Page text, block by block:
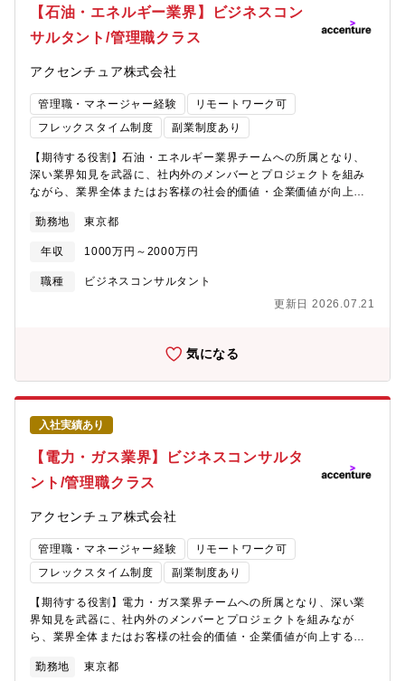
ィ・カーボンニュートラルの実現に向けたCO2マネジメントシス
テムの導入・グリーン鋼材へのシフト■タレントマネジメント・デ
ータを起点としたタレント管理（タレマネデータ利活用）・人財
ーションモデルの設計・AIを活用したサプライチェーンの高度
化、プラットフォーム構築【ポジションの魅力】■成長戦略の企画
～実行、全社DXの実現など、様々なサービスで素材業界クライア
ントの支援を行うため、幅広い経験を積むことができ、市場価値
が高まります。 ■クライアント企業の新たな柱となりうる新規事
業の立ち上げ支援も行っており、素材業界における同様のご経験
が活かせるポジションです。
【石油・エネルギー業界】ビジネスコン
サルタント/管理職クラス
アクセンチュア株式会社
管理職・マネージャー経験
リモートワーク可
フレックスタイム制度
副業制度あり
【期待する役割】石油・エネルギー業界チームへの所属となり、
深い業界知見を武器に、社内外のメンバーとプロジェクトを組み
ながら、業界全体またはお客様の社会的価値・企業価値が向上す
下記のようなテーマに携わり、業界全体、クライアントの変革を
全面的に支援しています。■石油・エネルギーの産業別成長戦略■
石油・エネルギー業界におけるデジタル・トランスフォーメーシ
ョン■再生エネルギーなど、新エネルギー領域への政策や事業戦略
～実行支援、組織改革)や自由化に伴う戦略から実行まで【プロジ
実行支援・基幹システムを活用したデータトリブン経営改革支
援・全社カーボンニュートラル戦略策定支援・再エネ事業戦略策
定および立上げ支援・PMIによる事業・機能戦略から実行■デジタ
ル営業＆マーケティング・デジタルを活用した燃料油販売・営業
の変革・ブランド戦略見直しおよびプロモーション推進支援■サプ
ライチェーン・トレーディング管理システム導入支援・供給計画
業務の見直しおよびスケジューラー導入・ICT技術を活用した陸上
配送最適化【ポジションの魅力】■石油事業の効率化・最適化、お
よび新エネルギー領域の創出・拡大に向けて、戦略策定から業務
幅広くサービス提供、実行支援を行う経験を積むことができ、市
場価値が高まります。 ■グローバルネットワークとテクノロジー
の強みを活かして最新かつ先進的な案件を扱っています。技術面
で先行する欧米のトレンドや支援事例にアクセスできることで最
新技術にキャッチアップできる環境です。
勤務地 東京都
年収 1000万円～2000万円
職種
ビジネスコンサルタント
更新日 2026.07.21
気になる
入社実績あり
【電力・ガス業界】ビジネスコンサルタ
ント/管理職クラス
アクセンチュア株式会社
管理職・マネージャー経験
リモートワーク可
フレックスタイム制度
副業制度あり
【期待する役割】電力・ガス業界チームへの所属となり、深い業
界知見を武器に、社内外のメンバーとプロジェクトを組みなが
ら、業界全体またはお客様の社会的価値・企業価値が向上するた
のようなテーマに携わり、業界全体、お客様の変革を全面的に支
勤務地 東京都